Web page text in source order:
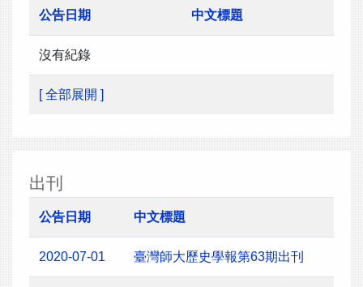
公告日期 中文標題
沒有紀錄
[ 全部展開 ]
出刊
公告日期 中文標題
2020-07-01 臺灣師大歷史學報第63期出刊